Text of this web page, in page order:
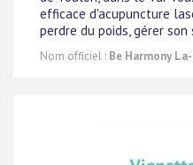
efficace d'acupuncture
perdre du poids, gérer son
Nom officiel : Be Harmony